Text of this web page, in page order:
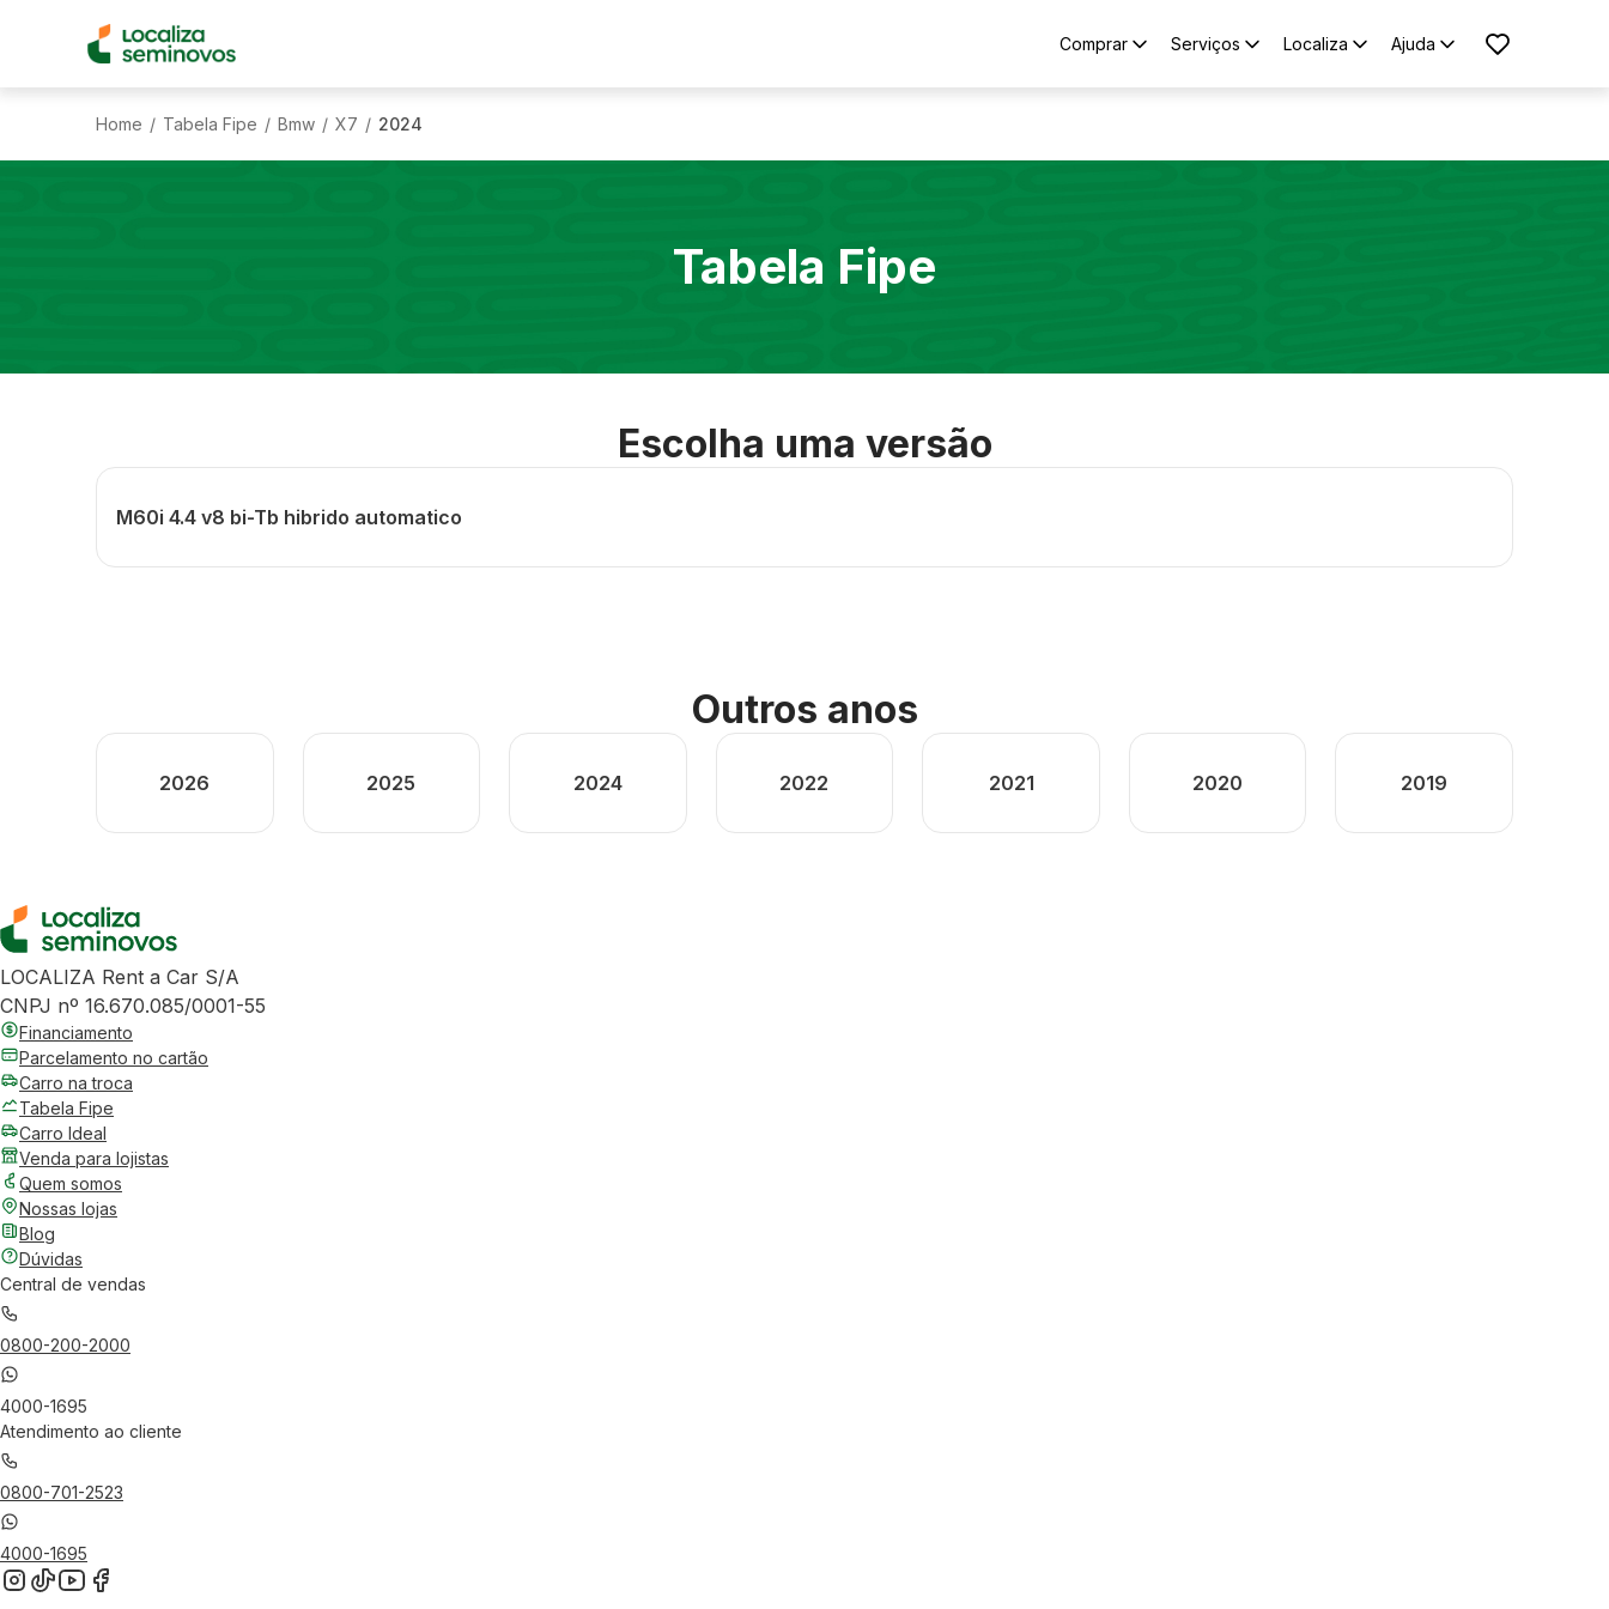
Comprar Serviços Localiza Ajuda
Home / Tabela Fipe / Bmw / X7 / 2024
Tabela Fipe
Escolha uma versão
M60i 4.4 v8 bi-Tb hibrido automatico
Outros anos
2026 2025 2024 2022 2021 2020 2019
LOCALIZA Rent a Car S/A
CNPJ nº 16.670.085/0001-55
Financiamento
Parcelamento no cartão
Carro na troca
Tabela Fipe
Carro Ideal
Venda para lojistas
Quem somos
Nossas lojas
Blog
Dúvidas
Central de vendas
0800-200-2000
4000-1695
Atendimento ao cliente
0800-701-2523
4000-1695